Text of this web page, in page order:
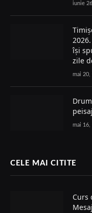
iunie
își
zile
mai 20,
mai 16,
CELE MAI CITITE
Curs